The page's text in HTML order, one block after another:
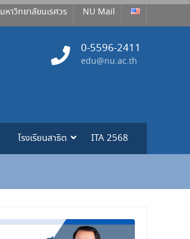
มหาวิทยาลัยนเรศวร NU Mail
0-5596-2411
edu@nu.ac.th
โรงเรียนสาธิต ITA 2568